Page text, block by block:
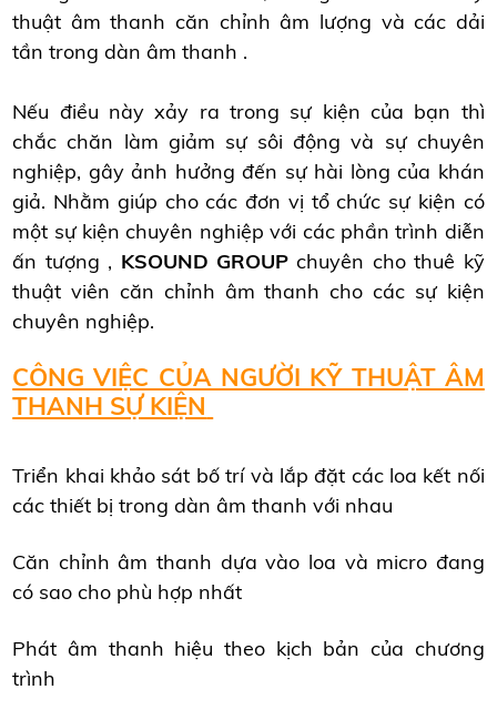
thuật âm thanh căn chỉnh âm lượng và các dải
tần trong dàn âm thanh .
Nếu điều này xảy ra trong sự kiện của bạn thì
chắc chăn làm giảm sự sôi động và sự chuyên
nghiệp, gây ảnh hưởng đến sự hài lòng của khán
giả. Nhằm giúp cho các đơn vị tổ chức sự kiện có
một sự kiện chuyên nghiệp với các phần trình diễn
ấn tượng , KSOUND GROUP chuyên cho thuê kỹ
thuật viên căn chỉnh âm thanh cho các sự kiện
chuyên nghiệp.
CÔNG VIỆC CỦA NGƯỜI KỸ THUẬT ÂM
THANH SỰ KIỆN
Triển khai khảo sát bố trí và lắp đặt các loa kết nối
các thiết bị trong dàn âm thanh với nhau
Căn chỉnh âm thanh dựa vào loa và micro đang
có sao cho phù hợp nhất
Phát âm thanh hiệu theo kịch bản của chương
trình